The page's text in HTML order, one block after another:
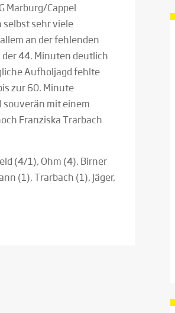
Marburg/Cappel
sehr viele
an der fehlenden
44. Minuten deutlich
Aufholjagd fehlte
zur 60. Minute
souverän mit einem
Franziska Trarbach
(4/1), Ohm (4), Birner
(1), Trarbach (1), Jäger,